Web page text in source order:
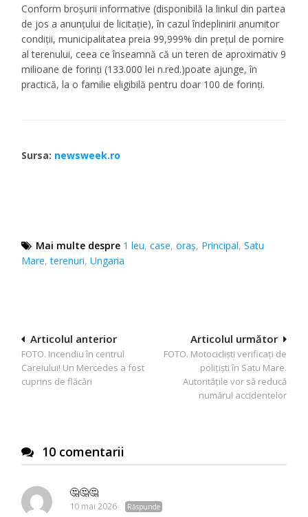
Conform broșurii informative (disponibilă la linkul din partea
de jos a anunțului de licitație), în cazul îndeplinirii anumitor
condiții, municipalitatea preia 99,999% din prețul de pornire
al terenului, ceea ce înseamnă că un teren de aproximativ 9
milioane de forinți (133.000 lei n.red.)poate ajunge, în
practică, la o familie eligibilă pentru doar 100 de forinți.
Sursa: newsweek.ro
Mai multe despre 1 leu,case,oraș, Principal,Satu
Mare,terenuri,Ungaria
Navigare
în
articole
Articolul următor
FOTO. Motocicliști verificați de
polițiști în Satu Mare.
Autoritățile vor să reducă
numărul accidentelor
Articolul anterior
FOTO. Incendiu în centrul
Careiului! Un Mercedes a fost
cuprins de flăcări
10 comentarii
🤔🤔🤔
10 mai 2026 Răspunde